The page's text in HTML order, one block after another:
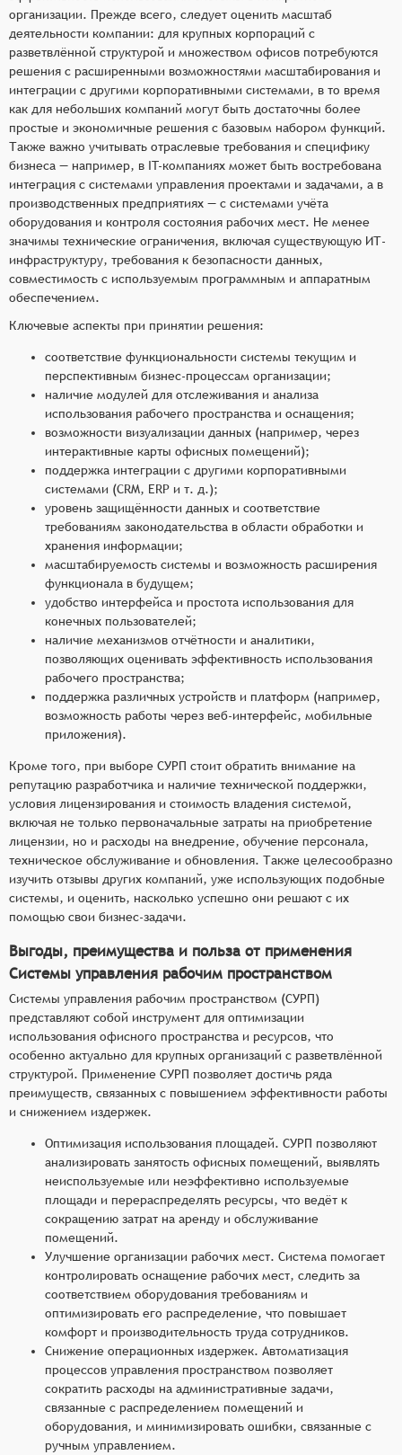
организации. Прежде всего, следует оценить масштаб
деятельности компании: для крупных корпораций с
разветвлённой структурой и множеством офисов потребуются
решения с расширенными возможностями масштабирования и
интеграции с другими корпоративными системами, в то время
как для небольших компаний могут быть достаточны более
простые и экономичные решения с базовым набором функций.
Также важно учитывать отраслевые требования и специфику
бизнеса — например, в IT-компаниях может быть востребована
интеграция с системами управления проектами и задачами, а в
производственных предприятиях — с системами учёта
оборудования и контроля состояния рабочих мест. Не менее
значимы технические ограничения, включая существующую ИТ-
инфраструктуру, требования к безопасности данных,
совместимость с используемым программным и аппаратным
обеспечением.
Ключевые аспекты при принятии решения:
соответствие функциональности системы текущим и
перспективным бизнес-процессам организации;
наличие модулей для отслеживания и анализа
использования рабочего пространства и оснащения;
возможности визуализации данных (например, через
интерактивные карты офисных помещений);
поддержка интеграции с другими корпоративными
системами (CRM, ERP и т. д.);
уровень защищённости данных и соответствие
требованиям законодательства в области обработки и
хранения информации;
масштабируемость системы и возможность расширения
функционала в будущем;
удобство интерфейса и простота использования для
конечных пользователей;
наличие механизмов отчётности и аналитики,
позволяющих оценивать эффективность использования
рабочего пространства;
поддержка различных устройств и платформ (например,
возможность работы через веб-интерфейс, мобильные
приложения).
Кроме того, при выборе СУРП стоит обратить внимание на
репутацию разработчика и наличие технической поддержки,
условия лицензирования и стоимость владения системой,
включая не только первоначальные затраты на приобретение
лицензии, но и расходы на внедрение, обучение персонала,
техническое обслуживание и обновления. Также целесообразно
изучить отзывы других компаний, уже использующих подобные
системы, и оценить, насколько успешно они решают с их
помощью свои бизнес-задачи.
Выгоды, преимущества и польза от применения
Системы управления рабочим пространством
Системы управления рабочим пространством (СУРП)
представляют собой инструмент для оптимизации
использования офисного пространства и ресурсов, что
особенно актуально для крупных организаций с разветвлённой
структурой. Применение СУРП позволяет достичь ряда
преимуществ, связанных с повышением эффективности работы
и снижением издержек.
Оптимизация использования площадей. СУРП позволяют
анализировать занятость офисных помещений, выявлять
неиспользуемые или неэффективно используемые
площади и перераспределять ресурсы, что ведёт к
сокращению затрат на аренду и обслуживание
помещений.
Улучшение организации рабочих мест. Система помогает
контролировать оснащение рабочих мест, следить за
соответствием оборудования требованиям и
оптимизировать его распределение, что повышает
комфорт и производительность труда сотрудников.
Снижение операционных издержек. Автоматизация
процессов управления пространством позволяет
сократить расходы на административные задачи,
связанные с распределением помещений и
оборудования, и минимизировать ошибки, связанные с
ручным управлением.